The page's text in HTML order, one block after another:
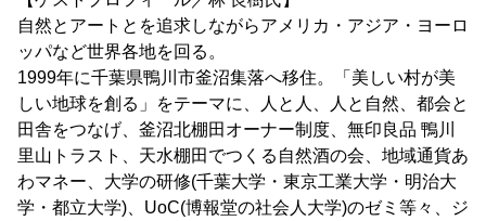
自然とアートとを追求しながらアメリカ・アジア・ヨーロ
ッパなど世界各地を回る。
1999年に千葉県鴨川市釜沼集落へ移住。「美しい村が美
しい地球を創る」をテーマに、人と人、人と自然、都会と
田舎をつなげ、釜沼北棚田オーナー制度、無印良品 鴨川
里山トラスト、天水棚田でつくる自然酒の会、地域通貨あ
わマネー、大学の研修(千葉大学・東京工業大学・明治大
学・都立大学)、UoC(博報堂の社会人大学)のゼミ等々、ジ